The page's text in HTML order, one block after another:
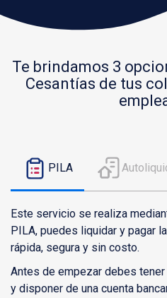
Te brindamos 3
Cesantías de tus
PILA
Este servicio se realiza
PILA, puedes liquidar y pagar
rápida, segura y sin costo.
Antes de empezar debes
y disponer de una cuenta